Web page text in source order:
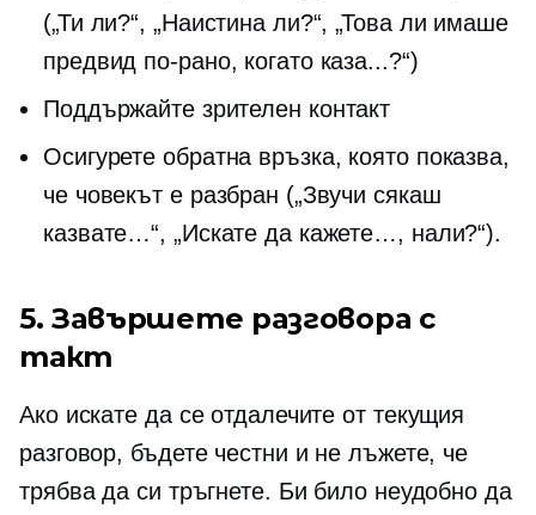
(„Ти ли?“, „Наистина ли?“, „Това ли имаше
предвид по-рано, когато каза...?“)
Поддържайте зрителен контакт
Осигурете обратна връзка, която показва,
че човекът е разбран („Звучи сякаш
казвате…“, „Искате да кажете…, нали?“).
5. Завършете разговора с
такт
Ако искате да се отдалечите от текущия
разговор, бъдете честни и не лъжете, че
трябва да си тръгнете. Би било неудобно да